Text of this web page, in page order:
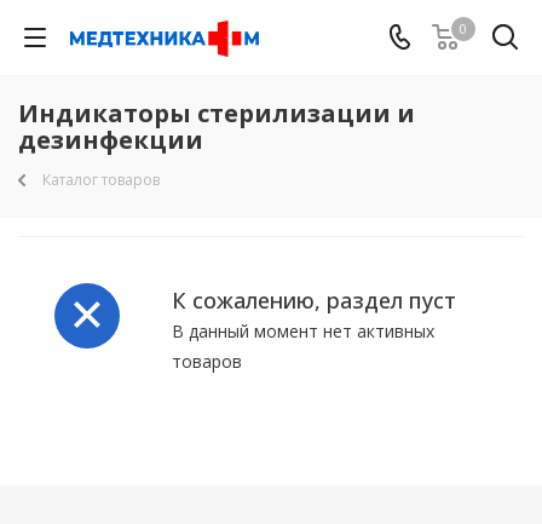
0
Индикаторы стерилизации и
дезинфекции
Каталог товаров
К сожалению, раздел пуст
В данный момент нет активных
товаров